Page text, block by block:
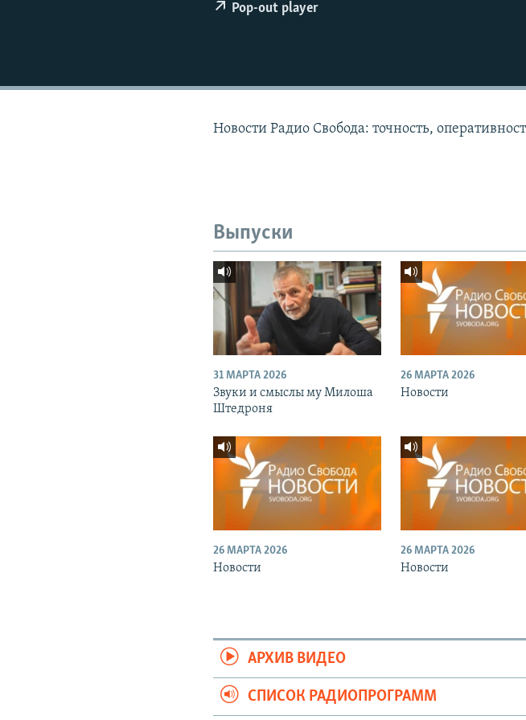
Pop-out player
Новости Радио Свобода: точность,
Выпуски
31 МАРТА 2026
Звуки и смыслы му Милоша
Штедроня
26 МАРТА 2026
Новости
26 МАРТА 2026
Новости
26 МАРТА 2026
Новости
АРХИВ ВИДЕО
СПИСОК РАДИОПРОГРАММ